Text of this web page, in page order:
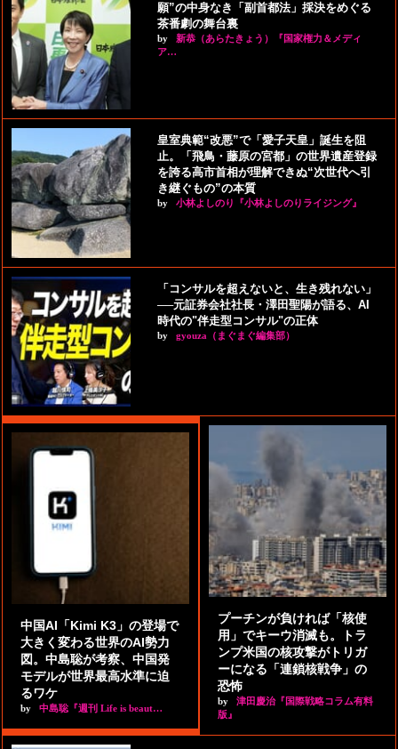
願”の中身なき「副首都法」採決をめぐる
茶番劇の舞台裏
by
新恭（あらたきょう）『国家権力＆メディ
ア…
皇室典範“改悪”で「愛子天皇」誕生を阻
止。「飛鳥・藤原の宮都」の世界遺産登録
を誇る高市首相が理解できぬ“次世代へ引
き継ぐもの”の本質
by 小林よしのり『小林よしのりライジング』
「コンサルを超えないと、生き残れない」
──元証券会社社長・澤田聖陽が語る、AI
時代の"伴走型コンサル"の正体
by gyouza（まぐまぐ編集部）
中国AI「Kimi K3」の登場で
大きく変わる世界のAI勢力
図。中島聡が考察、中国発
モデルが世界最高水準に迫
るワケ
by 中島聡『週刊 Life is beaut…
プーチンが負ければ「核使
用」でキーウ消滅も。トラ
ンプ米国の核攻撃がトリガ
ーになる「連鎖核戦争」の
恐怖
by
津田慶治『国際戦略コラム有料
版』